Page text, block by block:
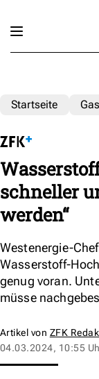
Startseite Gas
schneller
werden“
Westenergie-
Wasserstoff-
genug voran.
müsse
Artikel von ZFK
04.03.2024, 10:55